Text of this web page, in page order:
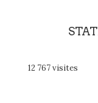
12 767 visites